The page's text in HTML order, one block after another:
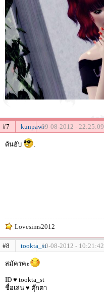
#7 kunpawi09-08-2012 - 22:25:09
ดันฮับ .
Lovesims2012
#8 tookta_st10-08-2012 - 10:21:42
สมัครคะ
ID ♥ tookta_st
ชื่อเล่น ♥ ตุ๊กตา